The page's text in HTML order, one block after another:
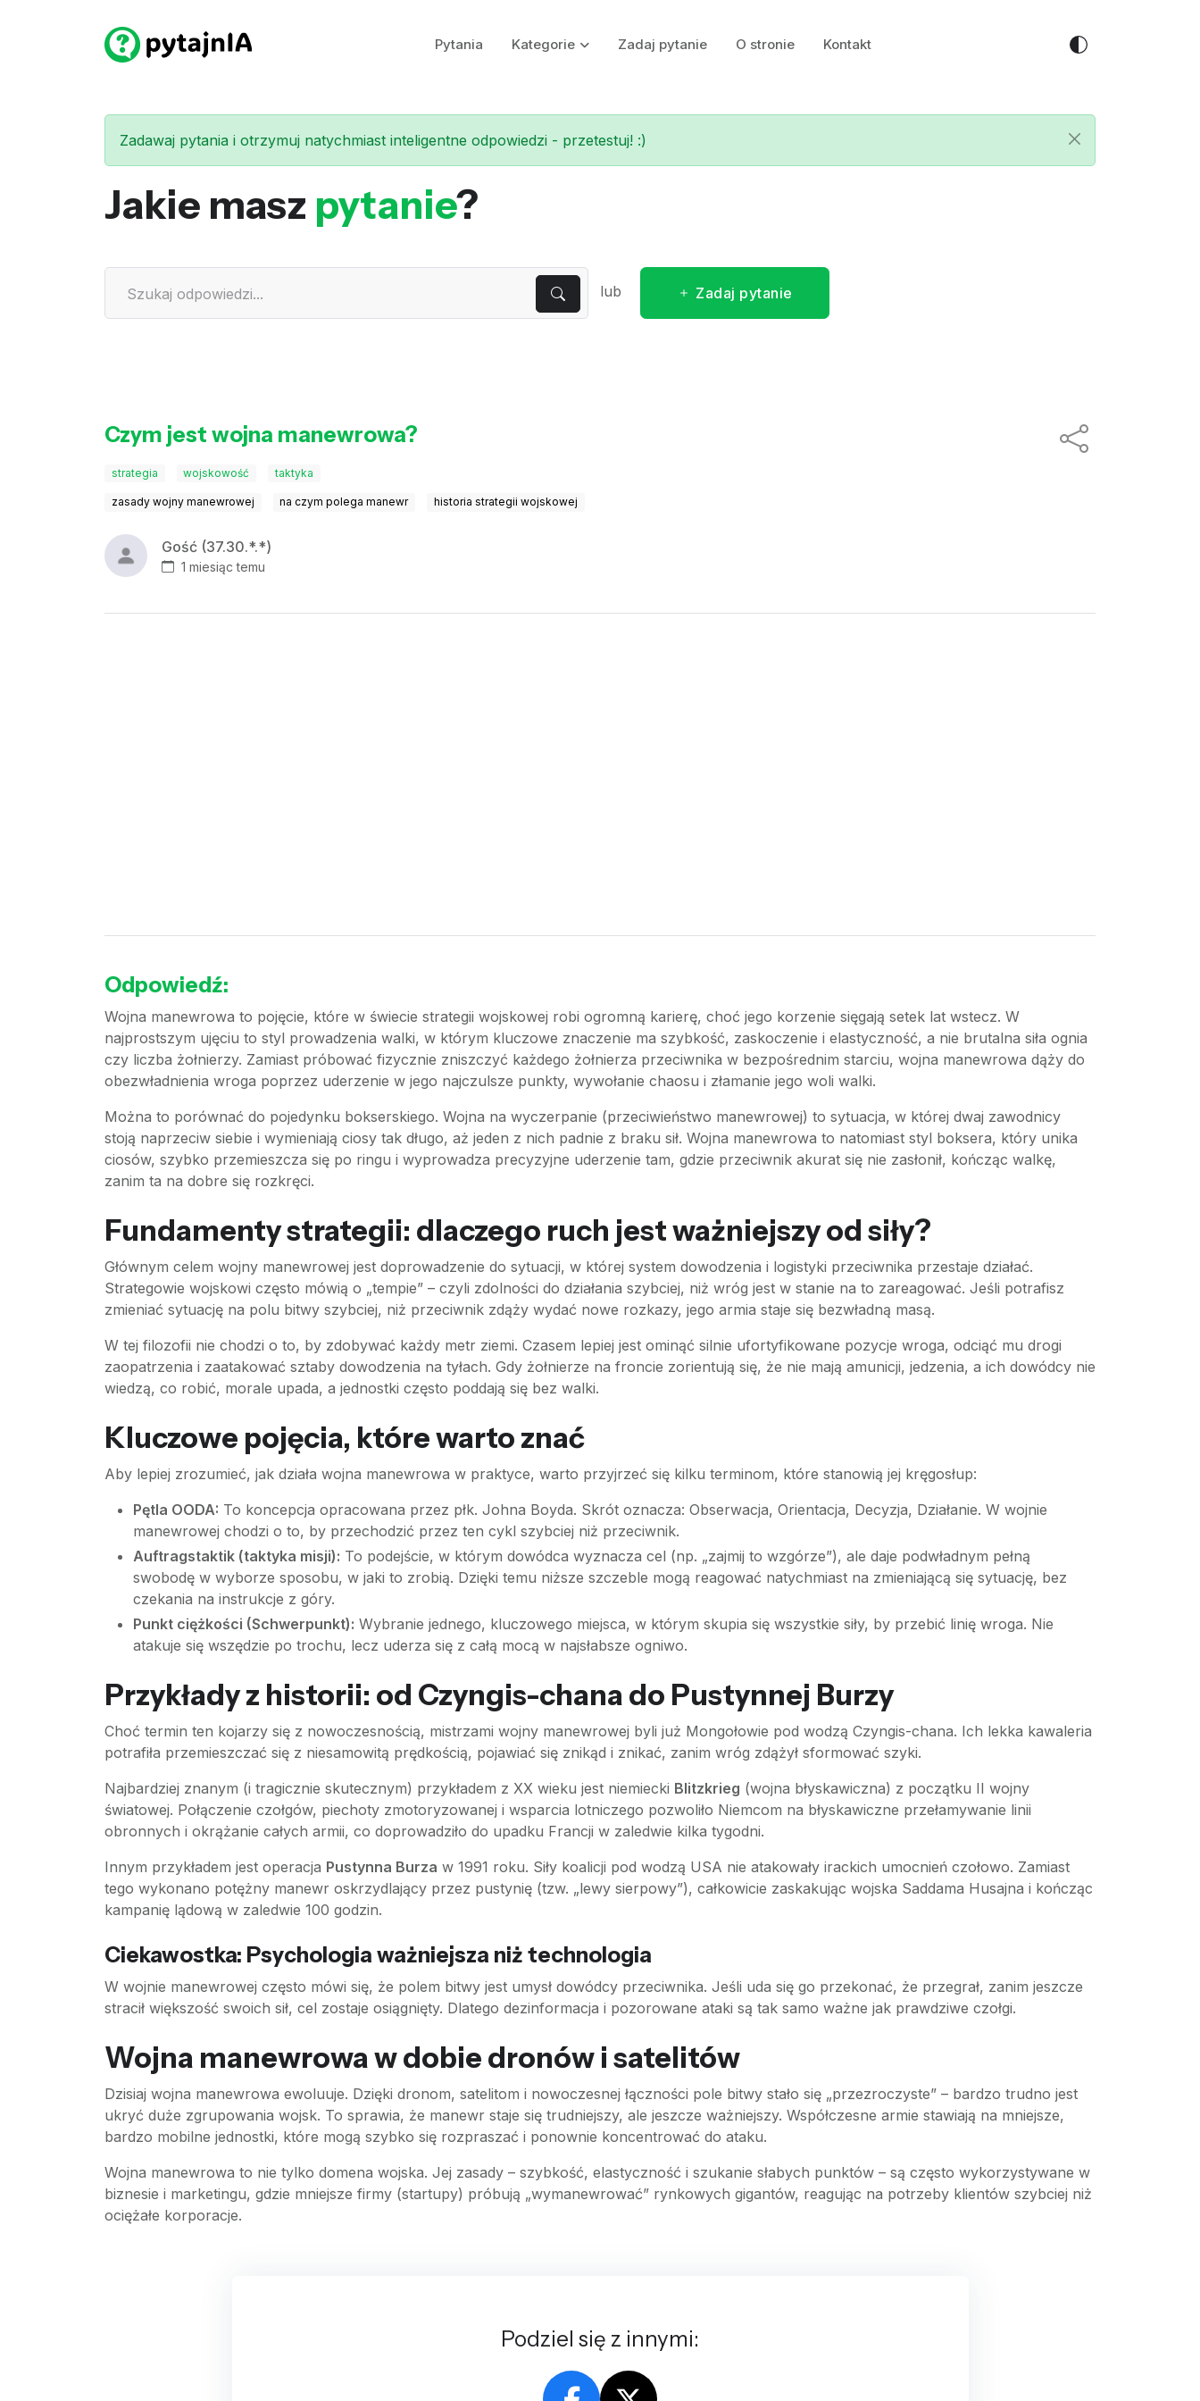
Pytania Kategorie Zadaj pytanie O stronie Kontakt
Zadawaj pytania i otrzymuj natychmiast inteligentne odpowiedzi - przetestuj! :)
Jakie masz pytanie?
lub Zadaj pytanie
Czym jest wojna manewrowa?
strategia wojskowość taktyka
zasady wojny manewrowej na czym polega manewr historia strategii wojskowej
Gość (37.30.*.*)
1 miesiąc temu
Odpowiedź:
Wojna manewrowa to pojęcie, które w świecie strategii wojskowej robi ogromną karierę, choć jego korzenie sięgają setek lat wstecz. W
najprostszym ujęciu to styl prowadzenia walki, w którym kluczowe znaczenie ma szybkość, zaskoczenie i elastyczność, a nie brutalna siła ognia
czy liczba żołnierzy. Zamiast próbować fizycznie zniszczyć każdego żołnierza przeciwnika w bezpośrednim starciu, wojna manewrowa dąży do
obezwładnienia wroga poprzez uderzenie w jego najczulsze punkty, wywołanie chaosu i złamanie jego woli walki.
Można to porównać do pojedynku bokserskiego. Wojna na wyczerpanie (przeciwieństwo manewrowej) to sytuacja, w której dwaj zawodnicy
stoją naprzeciw siebie i wymieniają ciosy tak długo, aż jeden z nich padnie z braku sił. Wojna manewrowa to natomiast styl boksera, który unika
ciosów, szybko przemieszcza się po ringu i wyprowadza precyzyjne uderzenie tam, gdzie przeciwnik akurat się nie zasłonił, kończąc walkę,
zanim ta na dobre się rozkręci.
Fundamenty strategii: dlaczego ruch jest ważniejszy od siły?
Głównym celem wojny manewrowej jest doprowadzenie do sytuacji, w której system dowodzenia i logistyki przeciwnika przestaje działać.
Strategowie wojskowi często mówią o „tempie” – czyli zdolności do działania szybciej, niż wróg jest w stanie na to zareagować. Jeśli potrafisz
zmieniać sytuację na polu bitwy szybciej, niż przeciwnik zdąży wydać nowe rozkazy, jego armia staje się bezwładną masą.
W tej filozofii nie chodzi o to, by zdobywać każdy metr ziemi. Czasem lepiej jest ominąć silnie ufortyfikowane pozycje wroga, odciąć mu drogi
zaopatrzenia i zaatakować sztaby dowodzenia na tyłach. Gdy żołnierze na froncie zorientują się, że nie mają amunicji, jedzenia, a ich dowódcy nie
wiedzą, co robić, morale upada, a jednostki często poddają się bez walki.
Kluczowe pojęcia, które warto znać
Aby lepiej zrozumieć, jak działa wojna manewrowa w praktyce, warto przyjrzeć się kilku terminom, które stanowią jej kręgosłup:
Pętla OODA: To koncepcja opracowana przez płk. Johna Boyda. Skrót oznacza: Obserwacja, Orientacja, Decyzja, Działanie. W wojnie
manewrowej chodzi o to, by przechodzić przez ten cykl szybciej niż przeciwnik.
Auftragstaktik (taktyka misji): To podejście, w którym dowódca wyznacza cel (np. „zajmij to wzgórze”), ale daje podwładnym pełną
swobodę w wyborze sposobu, w jaki to zrobią. Dzięki temu niższe szczeble mogą reagować natychmiast na zmieniającą się sytuację, bez
czekania na instrukcje z góry.
Punkt ciężkości (Schwerpunkt): Wybranie jednego, kluczowego miejsca, w którym skupia się wszystkie siły, by przebić linię wroga. Nie
atakuje się wszędzie po trochu, lecz uderza się z całą mocą w najsłabsze ogniwo.
Przykłady z historii: od Czyngis-chana do Pustynnej Burzy
Choć termin ten kojarzy się z nowoczesnością, mistrzami wojny manewrowej byli już Mongołowie pod wodzą Czyngis-chana. Ich lekka kawaleria
potrafiła przemieszczać się z niesamowitą prędkością, pojawiać się znikąd i znikać, zanim wróg zdążył sformować szyki.
Najbardziej znanym (i tragicznie skutecznym) przykładem z XX wieku jest niemiecki Blitzkrieg (wojna błyskawiczna) z początku II wojny
światowej. Połączenie czołgów, piechoty zmotoryzowanej i wsparcia lotniczego pozwoliło Niemcom na błyskawiczne przełamywanie linii
obronnych i okrążanie całych armii, co doprowadziło do upadku Francji w zaledwie kilka tygodni.
Innym przykładem jest operacja Pustynna Burza w 1991 roku. Siły koalicji pod wodzą USA nie atakowały irackich umocnień czołowo. Zamiast
tego wykonano potężny manewr oskrzydlający przez pustynię (tzw. „lewy sierpowy”), całkowicie zaskakując wojska Saddama Husajna i kończąc
kampanię lądową w zaledwie 100 godzin.
Ciekawostka: Psychologia ważniejsza niż technologia
W wojnie manewrowej często mówi się, że polem bitwy jest umysł dowódcy przeciwnika. Jeśli uda się go przekonać, że przegrał, zanim jeszcze
stracił większość swoich sił, cel zostaje osiągnięty. Dlatego dezinformacja i pozorowane ataki są tak samo ważne jak prawdziwe czołgi.
Wojna manewrowa w dobie dronów i satelitów
Dzisiaj wojna manewrowa ewoluuje. Dzięki dronom, satelitom i nowoczesnej łączności pole bitwy stało się „przezroczyste” – bardzo trudno jest
ukryć duże zgrupowania wojsk. To sprawia, że manewr staje się trudniejszy, ale jeszcze ważniejszy. Współczesne armie stawiają na mniejsze,
bardzo mobilne jednostki, które mogą szybko się rozpraszać i ponownie koncentrować do ataku.
Wojna manewrowa to nie tylko domena wojska. Jej zasady – szybkość, elastyczność i szukanie słabych punktów – są często wykorzystywane w
biznesie i marketingu, gdzie mniejsze firmy (startupy) próbują „wymanewrować” rynkowych gigantów, reagując na potrzeby klientów szybciej niż
ociężałe korporacje.
Podziel się z innymi: